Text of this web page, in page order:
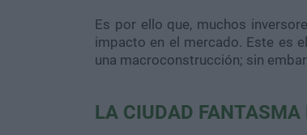
Es por ello que, muchos
impacto en el mercado. Este es
una macroconstrucción; sin
LA CIUDAD